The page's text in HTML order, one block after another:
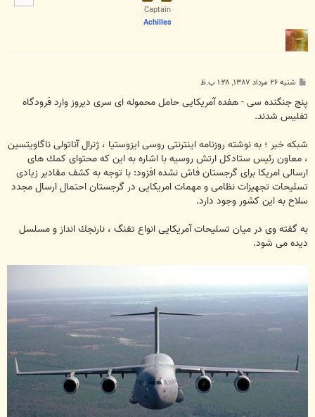
Captain
Achilles
پ
ت
شنبه ۲۶ مرداد ۱۳۸۷, ۱:۲۸ ب.ظ
پنج جنگنده سی - هفده آمریكایی حامل محموله ای سری دیروز وارد فرودگاه
تفلیس شدند.
شبکه خبر ؛ به نوشته روزنامه اینترنتی روسی ایزوستیا ، ژنرال آناتولی ناگاویتسین
، معاون رئیس ستادكل ارتش روسیه با اشاره به این كه محتوای كمك های
ارسالی امریكا برای گرجستان فاش نشده افزود: با توجه به كشف مقادیر زیادی
تسلیحات تجهیزات نظامی و مهمات امریكایی در گرجستان احتمال ارسال مجدد
سلاح به این كشور وجود دارد.
به گفته وی در میان تسلیحات آمریكایی انواع تفنگ ، نارنجك انداز و مسلسل
دیده می شود.